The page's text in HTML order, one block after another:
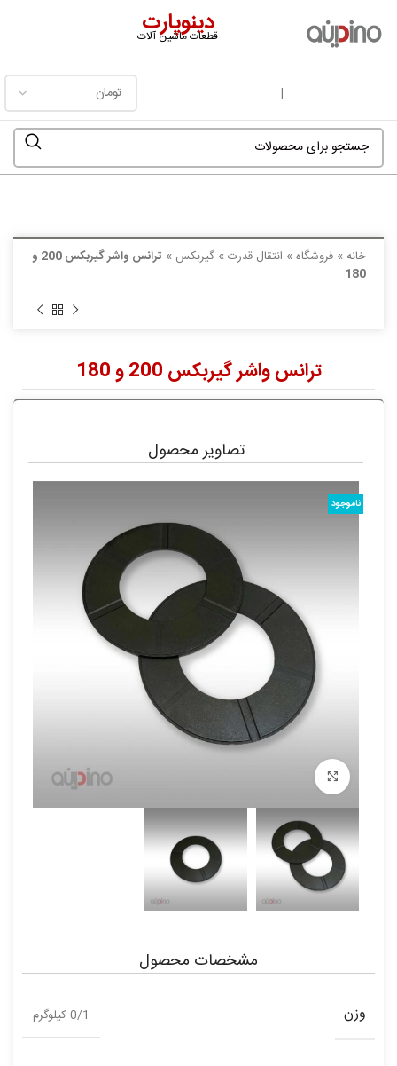
دینوپارت
قطعات ماشین آلات
|
خانه» فروشگاه» انتقال قدرت» گیربکس »
ترانس واشر گیربکس 200 و
180
ترانس واشر گیربکس 200 و 180
تصاویر محصول
ناموجود
مشخصات محصول
وزن 0/1 کیلوگرم